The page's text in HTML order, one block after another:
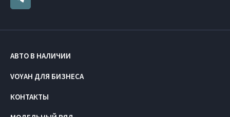
АВТО В НАЛИЧИИ
VOYAH ДЛЯ БИЗНЕСА
КОНТАКТЫ